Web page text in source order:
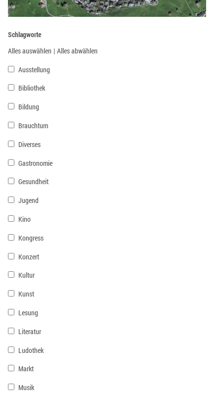
Schlagworte
Alles auswählen | Alles abwählen
Ausstellung
Bibliothek
Bildung
Brauchtum
Diverses
Gastronomie
Gesundheit
Jugend
Kino
Kongress
Konzert
Kultur
Kunst
Lesung
Literatur
Ludothek
Markt
Musik